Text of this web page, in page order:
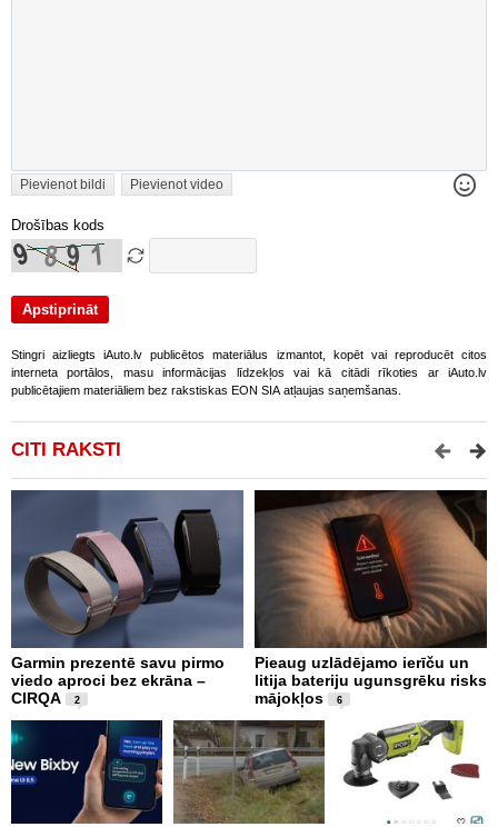
Pievienot bildi Pievienot video
Drošības kods
Stingri aizliegts iAuto.lv publicētos materiālus izmantot, kopēt vai reproducēt citos
interneta portālos, masu informācijas līdzekļos vai kā citādi rīkoties ar iAuto.lv
publicētajiem materiāliem bez rakstiskas EON SIA atļaujas saņemšanas.
CITI RAKSTI
Garmin prezentē savu pirmo
viedo aproci bez ekrāna –
CIRQA
2
Pieaug uzlādējamo ierīču un
litija bateriju ugunsgrēku risks
mājokļos
6